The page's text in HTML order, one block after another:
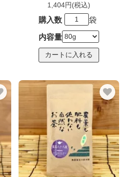
1,404円(税込)
購入数 袋
内容量